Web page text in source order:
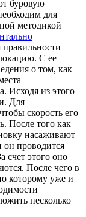
буровую
для
методикой
С ее
о том, как
Исходя из этого
Для
скорость его
После того как
насаживают
он проводится
счет этого оно
После чего в
которому уже и
несколько